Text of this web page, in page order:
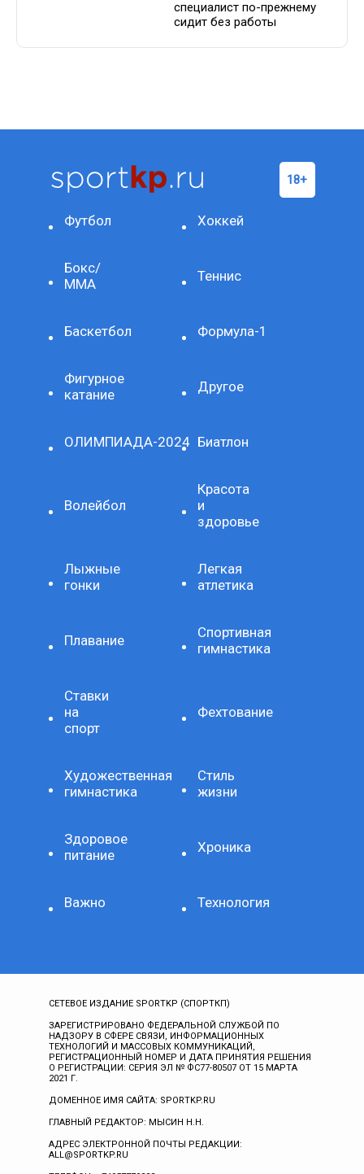
специалист по-прежнему
сидит без работы
Футбол Хоккей
Бокс/
ММА
Теннис
Баскетбол Формула-1
Фигурное
катание
Другое
ОЛИМПИАДА-2024 Биатлон
Волейбол
Красота
и
здоровье
Лыжные
гонки
Легкая
атлетика
Плавание
Спортивная
гимнастика
Ставки
на
спорт
Фехтование
Художественная
гимнастика
Стиль
жизни
Здоровое
питание
Хроника
Важно Технология
СЕТЕВОЕ ИЗДАНИЕ SPORTKP (СПОРТКП)
ЗАРЕГИСТРИРОВАНО ФЕДЕРАЛЬНОЙ СЛУЖБОЙ ПО
НАДЗОРУ В СФЕРЕ СВЯЗИ, ИНФОРМАЦИОННЫХ
ТЕХНОЛОГИЙ И МАССОВЫХ КОММУНИКАЦИЙ,
РЕГИСТРАЦИОННЫЙ НОМЕР И ДАТА ПРИНЯТИЯ РЕШЕНИЯ
О РЕГИСТРАЦИИ: СЕРИЯ ЭЛ № ФС77-80507 ОТ 15 МАРТА
2021 Г.
ДОМЕННОЕ ИМЯ САЙТА: SPORTKP.RU
ГЛАВНЫЙ РЕДАКТОР: МЫСИН Н.Н.
АДРЕС ЭЛЕКТРОННОЙ ПОЧТЫ РЕДАКЦИИ:
ALL@SPORTKP.RU